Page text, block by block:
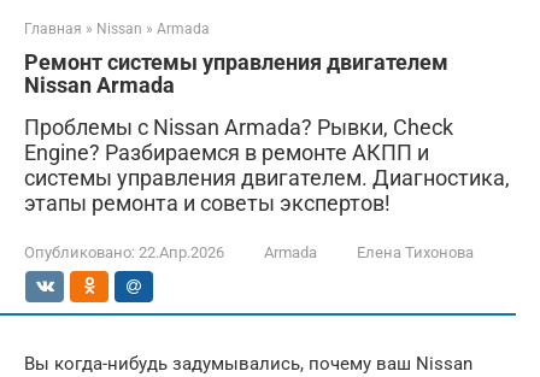
Главная » Nissan » Armada
Ремонт системы управления двигателем
Nissan Armada
Проблемы с Nissan Armada? Рывки, Check
Engine? Разбираемся в ремонте АКПП и
системы управления двигателем. Диагностика,
этапы ремонта и советы экспертов!
Опубликовано: 22.Апр.2026 Armada Елена Тихонова
Вы когда-нибудь задумывались, почему ваш Nissan